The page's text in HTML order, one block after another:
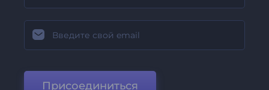
Присоединиться